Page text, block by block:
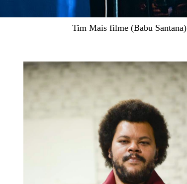
Tim Mais filme (Babu Santana)